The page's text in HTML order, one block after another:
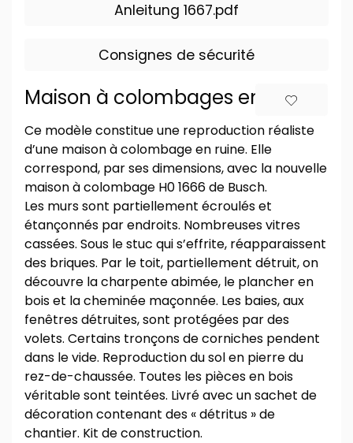
Anleitung 1667.pdf
Consignes de sécurité
Maison à colombages en ruine
Ce modèle constitue une reproduction réaliste
d’une maison à colombage en ruine. Elle
correspond, par ses dimensions, avec la nouvelle
maison à colombage H0 1666 de Busch.
Les murs sont partiellement écroulés et
étançonnés par endroits. Nombreuses vitres
cassées. Sous le stuc qui s’effrite, réapparaissent
des briques. Par le toit, partiellement détruit, on
découvre la charpente abimée, le plancher en
bois et la cheminée maçonnée. Les baies, aux
fenêtres détruites, sont protégées par des
volets. Certains tronçons de corniches pendent
dans le vide. Reproduction du sol en pierre du
rez-de-chaussée. Toutes les pièces en bois
véritable sont teintées. Livré avec un sachet de
décoration contenant des « détritus » de
chantier. Kit de construction.